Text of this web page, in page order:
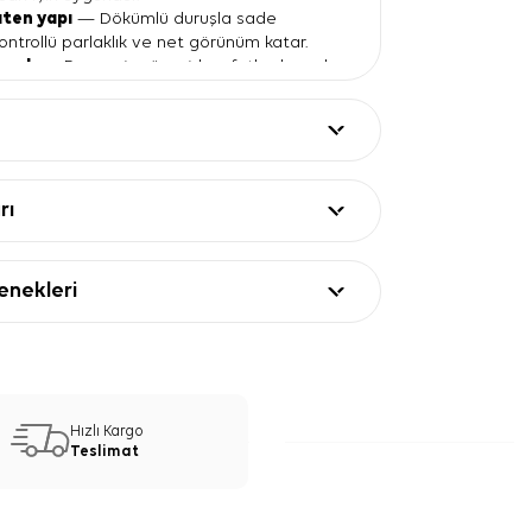
yapı — Dökümlü duruşla sade
parlaklık ve net görünüm katar.
— Desensiz yüzeyi, kıyafetlerde renk
işlem riskini azaltır.
İpek krep saten
Düz Eşarp, siyah, beyaz, krem ve lacivert
Hızlı Kargo
Teslimat